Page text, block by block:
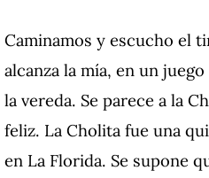
Caminamos y escucho el
alcanza la mía, en un
la vereda. Se parece a la
feliz. La Cholita fue una
en La Florida. Se supone